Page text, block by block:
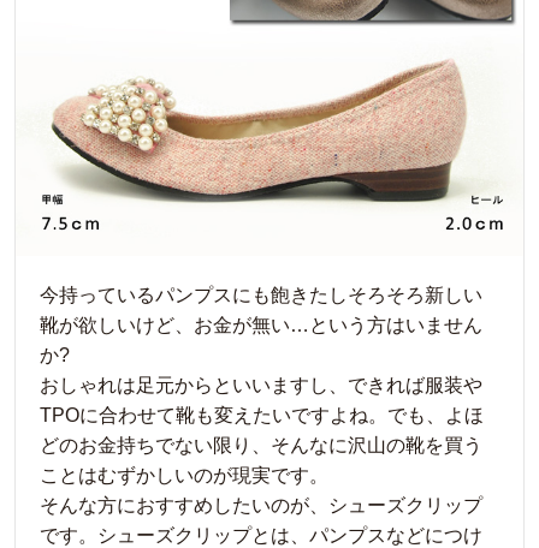
今持っているパンプスにも飽きたしそろそろ新しい
靴が欲しいけど、お金が無い…という方はいません
か?
おしゃれは足元からといいますし、できれば服装や
TPOに合わせて靴も変えたいですよね。でも、よほ
どのお金持ちでない限り、そんなに沢山の靴を買う
ことはむずかしいのが現実です。
そんな方におすすめしたいのが、シューズクリップ
です。シューズクリップとは、パンプスなどにつけ